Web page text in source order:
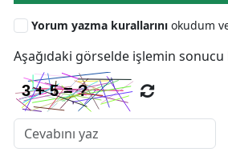
Yorum yazma kurallarını okudum
Aşağıdaki görselde işlemin sonucu